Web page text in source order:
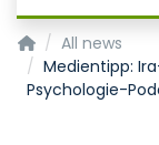
Acute.Care
All news
Medientipp:
Psychologie-